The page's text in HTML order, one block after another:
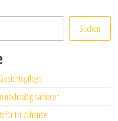
Suchen
nachhaltig sanieren
für Ihr Zuhause